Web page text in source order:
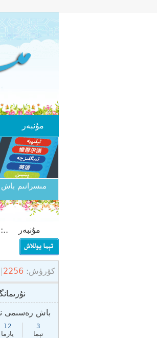
مۇنبەر
مىسرانىم باش
مىسرانىم
»
مۇنبەر
› كۆرۈش: 2256
|
باش رەسىمى
3
تېما
12
يازما